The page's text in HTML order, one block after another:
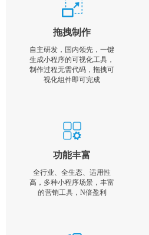
拖拽制作
自主研发，国内领先，一键
生成小程序的可视化工具，
制作过程无需代码，拖拽可
视化组件即可完成
功能丰富
全行业、全生态、适用性
高，多种小程序场景，丰富
的营销工具，N倍盈利